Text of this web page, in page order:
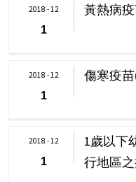
黃熱病疫
2018 - 12
1
傷寒疫苗
2018 - 12
1
1歲以下
行地區
2018 - 12
1